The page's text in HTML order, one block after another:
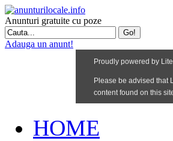
Anunturi gratuite cu poze
Adauga un anunt!
HOME